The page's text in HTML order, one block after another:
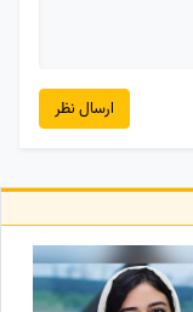
ارسال نظر